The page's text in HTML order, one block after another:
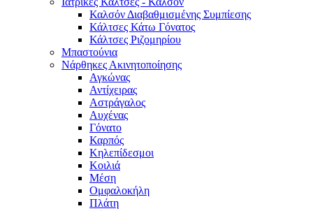
Καλσόν Διαβαθμισμένης Συμπίεσης
Κάλτσες Κάτω Γόνατος
Κάλτσες Ριζομηρίου
Μπαστούνια
Νάρθηκες Ακινητοποίησης
Αγκώνας
Αντίχειρας
Αστράγαλος
Αυχένας
Γόνατο
Καρπός
Κηλεπίδεσμοι
Κοιλιά
Μέση
Ομφαλοκήλη
Πλάτη